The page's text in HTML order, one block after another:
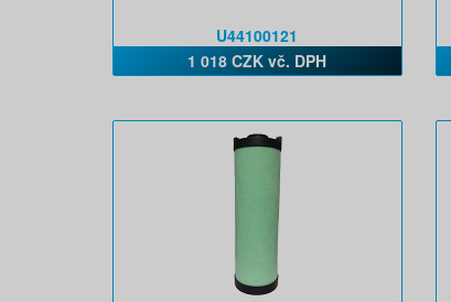
U44100121
1 018 CZK vč. DPH